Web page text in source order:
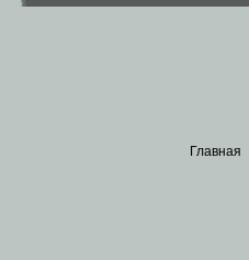
Главная